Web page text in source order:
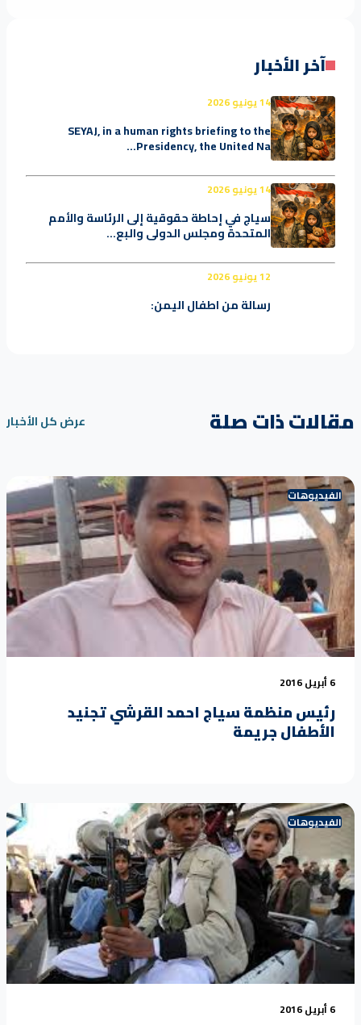
آخر الأخبار
14 يونيو 2026
SEYAJ, in a human rights briefing to the
Presidency, the United Na...
14 يونيو 2026
سياج في إحاطة حقوقية إلى الرئاسة والأمم
المتحدة ومجلس الدولي والبع...
12 يونيو 2026
رسالة من اطفال اليمن:
مقالات ذات صلة عرض كل الأخبار
الفيديوهات
6 أبريل 2016
رئيس منظمة سياج احمد القرشي تجنيد
الأطفال جريمة
الفيديوهات
6 أبريل 2016